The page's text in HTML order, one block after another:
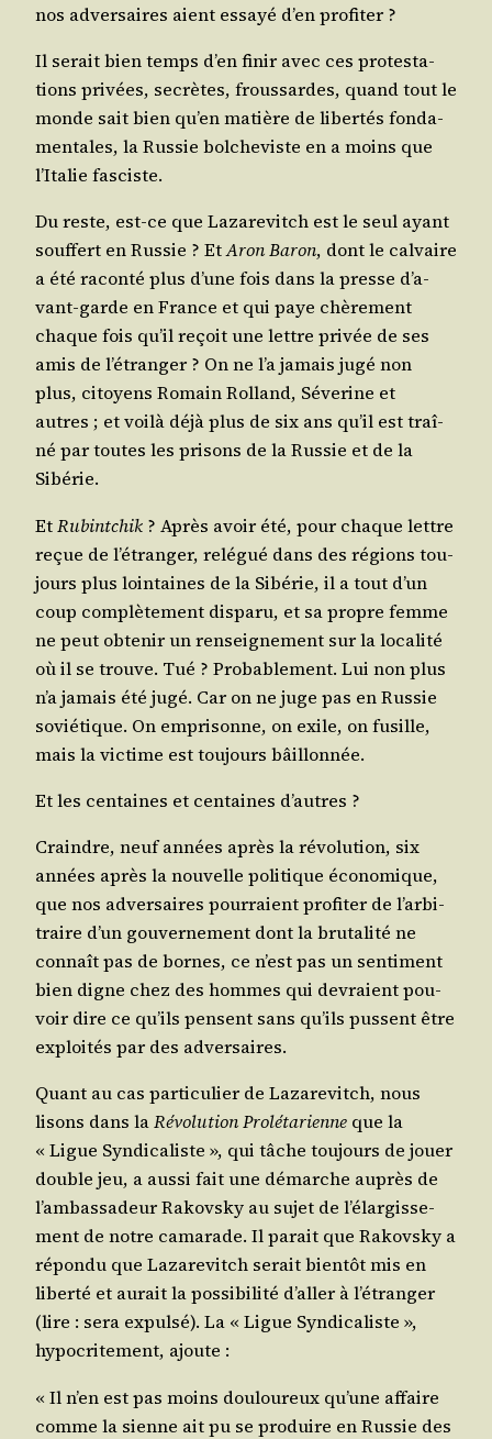
nos adver­saires aient essayé d’en profiter ?
Il serait bien temps d’en finir avec ces pro­tes­ta­
tions pri­vées, secrètes, frous­sardes, quand tout le
monde sait bien qu’en matière de liber­tés fon­da­
men­tales, la Rus­sie bol­che­viste en a moins que
l’I­ta­lie fasciste.
Du reste, est-ce que Laza­re­vitch est le seul ayant
souf­fert en Rus­sie ? EtAron Baron, dont le cal­vaire
a été racon­té plus d’une fois dans la presse d’a­
vant-garde en France et qui paye chè­re­ment
chaque fois qu’il reçoit une lettre pri­vée de ses
amis de l’é­tran­ger ? On ne l’a jamais jugé non
plus, citoyens Romain Rol­land, Séve­rine et
autres ; et voi­là déjà plus de six ans qu’il est traî­
né par toutes les pri­sons de la Rus­sie et de la
Sibérie.
EtRubint­chik ? Après avoir été, pour chaque lettre
reçue de l’é­tran­ger, relé­gué dans des régions tou­
jours plus loin­taines de la Sibé­rie, il a tout d’un
coup com­plè­te­ment dis­pa­ru, et sa propre femme
ne peut obte­nir un ren­sei­gne­ment sur la loca­li­té
où il se trouve. Tué ? Pro­ba­ble­ment. Lui non plus
n’a jamais été jugé. Car on ne juge pas en Rus­sie
sovié­tique. On empri­sonne, on exile, on fusille,
mais la vic­time est tou­jours bâillonnée.
Et les cen­taines et cen­taines d’autres ?
Craindre, neuf années après la révo­lu­tion, six
années après la nou­velle poli­tique éco­no­mique,
que nos adver­saires pour­raient pro­fi­ter de l’ar­bi­
traire d’un gou­ver­ne­ment dont la bru­ta­li­té ne
connaît pas de bornes, ce n’est pas un sen­ti­ment
bien digne chez des hommes qui devraient pou­
voir dire ce qu’ils pensent sans qu’ils pussent être
exploi­tés par des adversaires.
Quant au cas par­ti­cu­lier de Laza­re­vitch, nous
lisons dans laRévo­lu­tion Pro­lé­ta­rienne que la
« Ligue Syn­di­ca­liste », qui tâche tou­jours de jouer
double jeu, a aus­si fait une démarche auprès de
l’am­bas­sa­deur Rakovs­ky au sujet de l’é­lar­gis­se­
ment de notre cama­rade. Il parait que Rakovs­ky a
répon­du que Laza­re­vitch serait bien­tôt mis en
liber­té et aurait la pos­si­bi­li­té d’al­ler à l’é­tran­ger
(lire : sera expul­sé). La « Ligue Syn­di­ca­liste »,
hypo­cri­te­ment, ajoute :
« Il n’en est pas moins dou­lou­reux qu’une affaire
comme la sienne ait pu se pro­duire en Rus­sie des